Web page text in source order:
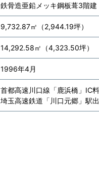
鉄骨造亜鉛メッキ鋼板葺3階建
9,732.87㎡（2,944.19坪）
14,292.58㎡（4,323.50坪）
1996年4月
首都高速川口線「鹿浜橋」IC
埼玉高速鉄道「川口元郷」駅